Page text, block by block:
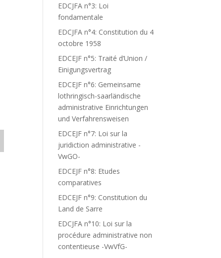
EDCJFA n°3: Loi
fondamentale
EDCJFA n°4: Constitution du 4
octobre 1958
EDCEJF n°5: Traité d’Union /
Einigungsvertrag
EDCEJF n°6: Gemeinsame
lothringisch-saarländische
administrative Einrichtungen
und Verfahrensweisen
EDCEJF n°7: Loi sur la
juridiction administrative -
VwGO-
EDCEJF n°8: Etudes
comparatives
EDCEJF n°9: Constitution du
Land de Sarre
EDCJFA n°10: Loi sur la
procédure administrative non
contentieuse -VwVfG-